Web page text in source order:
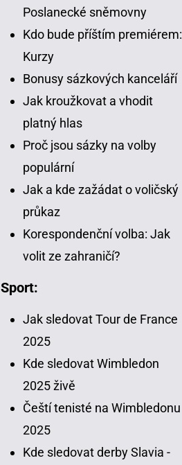
Poslanecké sněmovny
Kdo bude příštím premiérem:
Kurzy
Bonusy sázkových kanceláří
Jak kroužkovat a vhodit
platný hlas
Proč jsou sázky na volby
populární
Jak a kde zažádat o voličský
průkaz
Korespondenční volba: Jak
volit ze zahraničí?
Sport:
Jak sledovat Tour de France
2025
Kde sledovat Wimbledon
2025 živě
Čeští tenisté na Wimbledonu
2025
Kde sledovat derby Slavia -